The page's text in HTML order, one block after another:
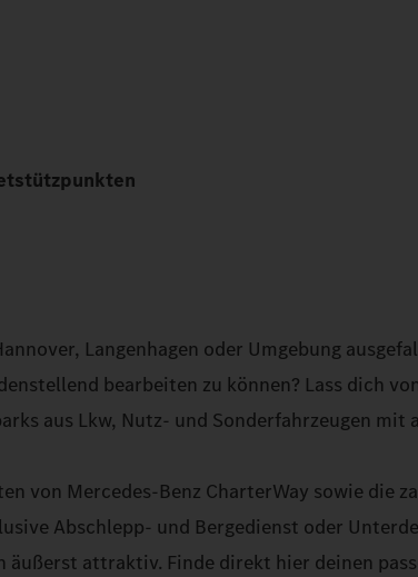
Langenhagen oder Umgebung
bearbeiten zu können? Lass dich
aus Lkw, Nutz- und Sonderfahrzeugen
von Mercedes-Benz CharterWay sowie die
Abschlepp- und Bergedienst oder
äußerst attraktiv. Finde direkt hier deinen